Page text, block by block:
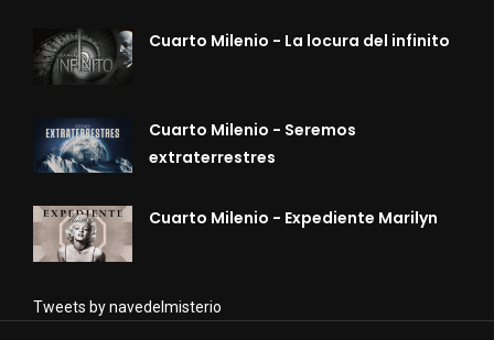
Cuarto Milenio - La locura del infinito
Cuarto Milenio - Seremos
extraterrestres
Cuarto Milenio - Expediente Marilyn
Tweets by navedelmisterio